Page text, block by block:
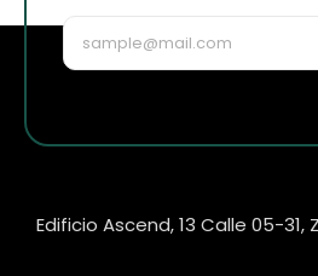
Edificio Ascend, 13 Calle 05-31,